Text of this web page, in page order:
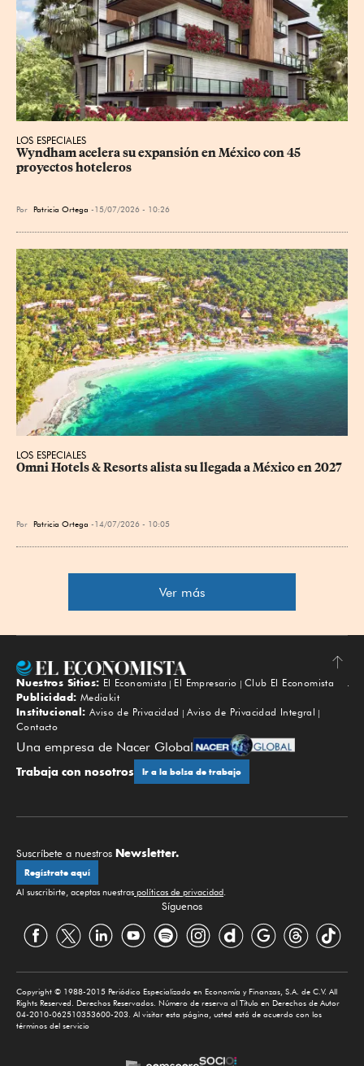
LOS ESPECIALES
Wyndham acelera su expansión en México con 45
proyectos hoteleros
Por Patricia Ortega 15/07/2026 - 10:26
LOS ESPECIALES
Omni Hotels & Resorts alista su llegada a México en 2027
Por Patricia Ortega 14/07/2026 - 10:05
Ver más
Subir
Nuestros Sitios: El Economista El Empresario
Club El Economista
Publicidad: Mediakit
Institucional: Aviso de Privacidad
Aviso de Privacidad Integral
Contacto
Una empresa de Nacer Global
Trabaja con nosotros Ir a la bolsa de trabajo
Suscríbete a nuestros Newsletter.
Regístrate aquí
Al suscribirte, aceptas nuestras políticas de privacidad.
Síguenos
Copyright © 1988-2015 Periódico Especializado en Economía y Finanzas, S.A. de C.V. All
Rights Reserved. Derechos Reservados. Número de reserva al Título en Derechos de Autor
04-2010-062510353600-203. Al visitar esta página, usted está de acuerdo con los
términos del servicio